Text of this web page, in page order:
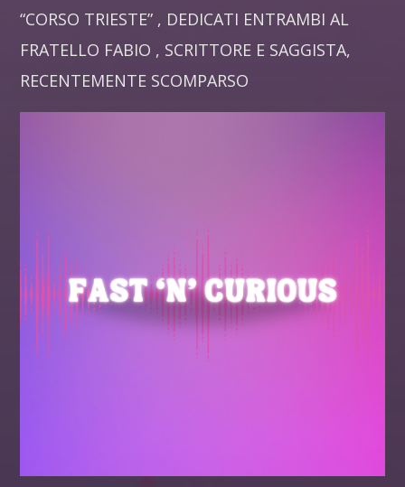
“CORSO TRIESTE” , DEDICATI ENTRAMBI AL
FRATELLO FABIO , SCRITTORE E SAGGISTA,
RECENTEMENTE SCOMPARSO